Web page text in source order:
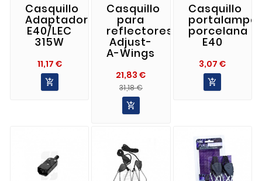
Casquillo
Adaptador
E40/LEC
315W
11,17 €Precio

Casquillo
para
reflectores
Adjust-
A-Wings
21,83 €
31,18 €

Casquillo
porcelana
E40
3,07 €Precio
